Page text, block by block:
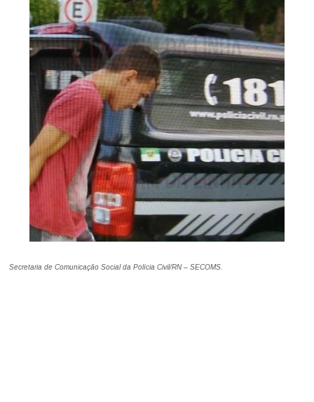
Secretaria de Comunicação Social da Polícia Civil/RN – SECOMS.